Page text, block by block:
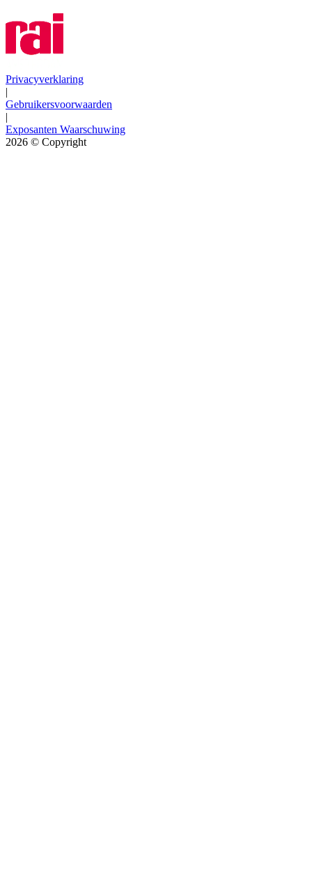
Privacyverklaring
|
Gebruikersvoorwaarden
|
Exposanten Waarschuwing
2026 © Copyright